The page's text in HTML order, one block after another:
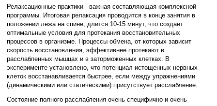
Релаксационные практики - важная составляющая комплексной
программы. Итоговая релаксация проводится в конце занятия в
положении лежа на спине, длится 10-15 минут, что создает
оптимальные условия для протекания восстановительных
процессов в организме. Процессы обмена, от которых зависит
скорость восстановления, эффективнее протекают в
расслабленных мышцах и в заторможенных клетках. В
эксперименте установлено, что потенциал истощенных нервных
клеток восстанавливается быстрее, если между упражнениями
(динамическими или статическими) присутствует расслабление.
Состояние полного расслабления очень специфично и очень